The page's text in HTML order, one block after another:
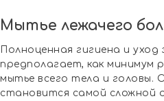
Мытье лежачего
Полноценная гигиена и уход
предполагает, как минимум
мытье всего тела и головы.
становится самой сложной